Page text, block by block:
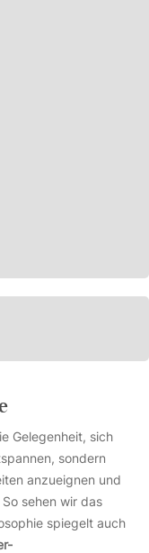
Gelegenheit, sich
sondern
anzueignen und
sehen wir das
spiegelt auch